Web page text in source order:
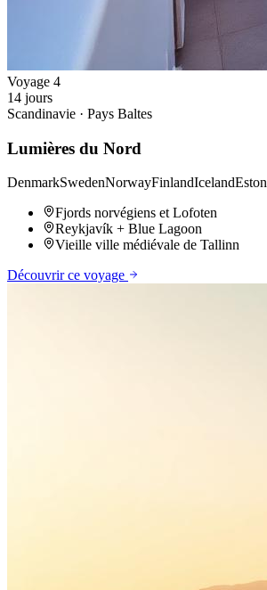
Voyage 4
14 jours
Scandinavie · Pays Baltes
Lumières du Nord
DenmarkSwedenNorwayFinlandIceland
Fjords norvégiens et Lofoten
Reykjavík + Blue Lagoon
Vieille ville médiévale de Tallinn
Découvrir ce voyage